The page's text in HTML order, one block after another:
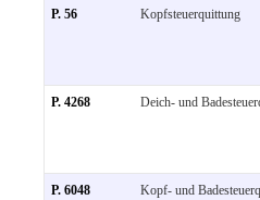
P. 56 Kopfsteuerquittung
P. 4268 Deich- und
P. 6048 Kopf- und